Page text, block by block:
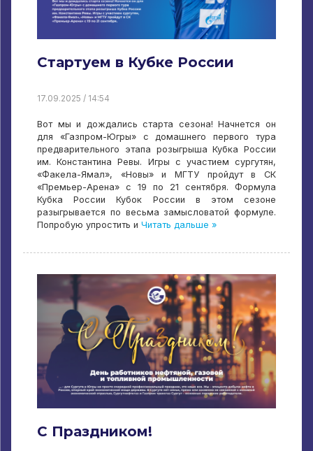
Стартуем в Кубке России
17.09.2025 / 14:54
Вот мы и дождались старта сезона! Начнется он
для «Газпром-Югры» с домашнего первого тура
предварительного этапа розыгрыша Кубка России
им. Константина Ревы. Игры с участием сургутян,
«Факела-Ямал», «Новы» и МГТУ пройдут в СК
«Премьер-Арена» с 19 по 21 сентября. Формула
Кубка России Кубок России в этом сезоне
разыгрывается по весьма замысловатой формуле.
Попробую упростить и Читать дальше »
С Праздником!